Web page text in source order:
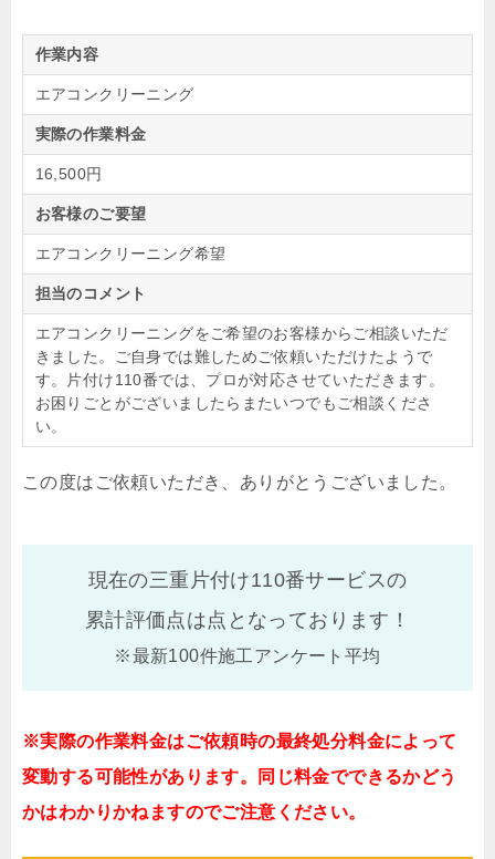
作業内容
エアコンクリーニング
実際の作業料金
16,500円
お客様のご要望
エアコンクリーニング希望
担当のコメント
エアコンクリーニングをご希望のお客様からご相談いただ
きました。ご自身では難しためご依頼いただけたようで
す。片付け110番では、プロが対応させていただきます。
お困りごとがございましたらまたいつでもご相談くださ
い。
この度はご依頼いただき、ありがとうございました。
現在の三重片付け110番サービスの
累計評価点は点となっております！
※最新100件施工アンケート平均
※実際の作業料金はご依頼時の最終処分料金によって
変動する可能性があります。同じ料金でできるかどう
かはわかりかねますのでご注意ください。